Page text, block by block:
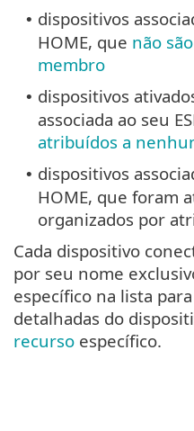
• dispositivos
HOME, que não
membro
• dispositivos
associada ao seu
atribuídos a
• dispositivos
HOME, que foram
organizados por
Cada dispositivo
por seu nome
específico na lista
detalhadas do
recurso específico.